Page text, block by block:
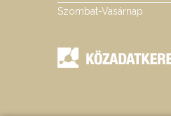
Szombat-Vasárnap